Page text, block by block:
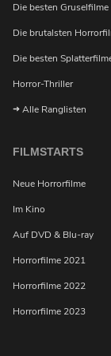
Die besten Gruselfilme
Die brutalsten
Die besten
Horror-Thriller
Alle Ranglisten
FILMSTARTS
Neue Horrorfilme
Im Kino
Auf DVD & Blu-ray
Horrorfilme 2021
Horrorfilme 2022
Horrorfilme 2023
Möchtest du